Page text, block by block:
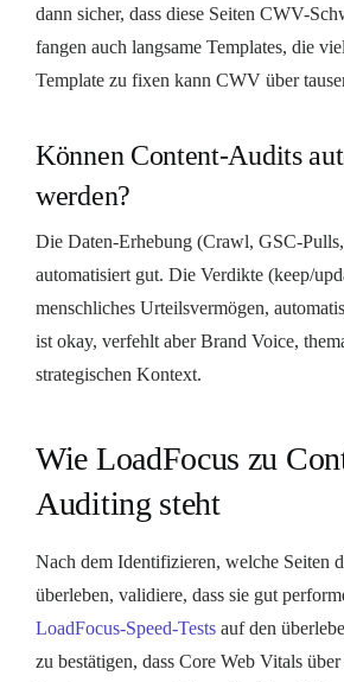
dann sicher, dass diese Seiten CWV-
fangen auch langsame Templates, die
Template zu fixen kann CWV über
Können Content-Audits
werden?
Die Daten-Erhebung (Crawl, GSC-
automatisiert gut. Die Verdikte (keep/
menschliches Urteilsvermögen,
ist okay, verfehlt aber Brand Voice,
strategischen Kontext.
Wie LoadFocus zu
Auditing steht
Nach dem Identifizieren, welche Seiten
überleben, validiere, dass sie gut
LoadFocus-Speed-Tests auf den
zu bestätigen, dass Core Web Vitals